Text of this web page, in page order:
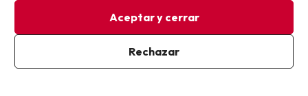
Ya estoy suscrito
Al suscribirte, confirmas haber leído y estar de acuerdo con la
Aceptar y cerrar
Rechazar